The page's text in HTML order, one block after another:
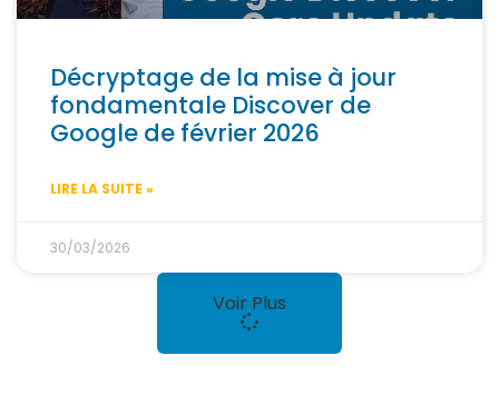
Décryptage de la mise à jour
fondamentale Discover de
Google de février 2026
LIRE LA SUITE »
30/03/2026
Voir Plus